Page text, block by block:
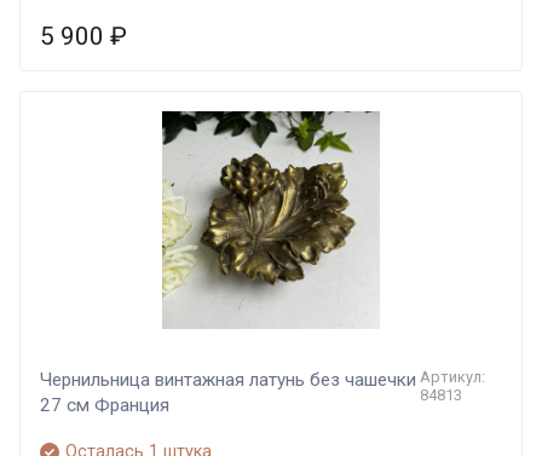
5 900 ₽
Чернильница винтажная латунь без чашечки
27 см Франция
Артикул:
84813